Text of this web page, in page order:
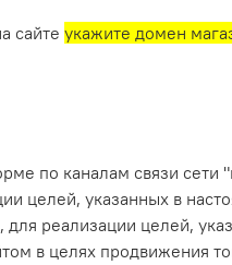
сайте укажите домен
по каналам связи сети
целей, указанных в
реализации целей,
в целях продвижения